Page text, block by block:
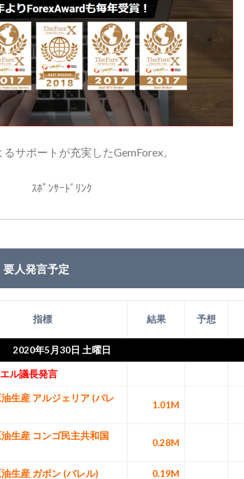
サポートが充実したGemForex。
ｽﾎﾟﾝｻｰﾄﾞﾘﾝｸ
人発言予定
指標 結果 予想
2020年5月30日 土曜日
ル議長発言
生産 アルジェリア (バレ
1.01M
生産 コンゴ民主共和国
0.28M
生産 ガボン (バレル) 0.19M